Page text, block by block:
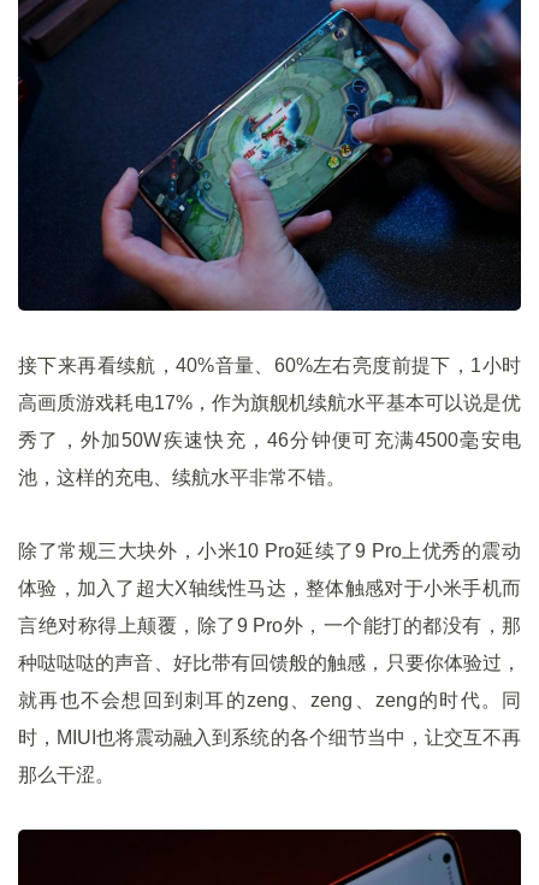
接下来再看续航，40%音量、60%左右亮度前提下，1小时
高画质游戏耗电17%，作为旗舰机续航水平基本可以说是优
秀了，外加50W疾速快充，46分钟便可充满4500毫安电
池，这样的充电、续航水平非常不错。
除了常规三大块外，小米10 Pro延续了9 Pro上优秀的震动
体验，加入了超大X轴线性马达，整体触感对于小米手机而
言绝对称得上颠覆，除了9 Pro外，一个能打的都没有，那
种哒哒哒的声音、好比带有回馈般的触感，只要你体验过，
就再也不会想回到刺耳的zeng、zeng、zeng的时代。同
时，MIUI也将震动融入到系统的各个细节当中，让交互不再
那么干涩。